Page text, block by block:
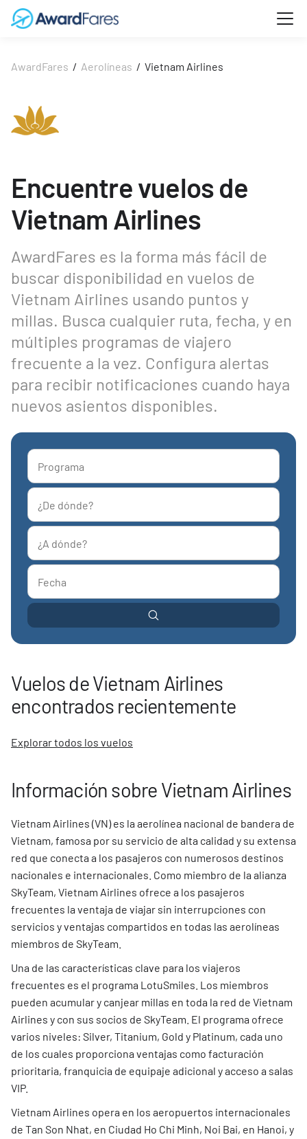
AwardFares / Aerolíneas / Vietnam Airlines
Encuentre vuelos de
Vietnam Airlines
AwardFares es la forma más fácil de
buscar disponibilidad en vuelos de
Vietnam Airlines usando puntos y
millas. Busca cualquier ruta, fecha, y en
múltiples programas de viajero
frecuente a la vez. Configura alertas
para recibir notificaciones cuando haya
nuevos asientos disponibles.
Vuelos de Vietnam Airlines
encontrados recientemente
Explorar todos los vuelos
Información sobre Vietnam Airlines
Vietnam Airlines (VN) es la aerolínea nacional de bandera de
Vietnam, famosa por su servicio de alta calidad y su extensa
red que conecta a los pasajeros con numerosos destinos
nacionales e internacionales. Como miembro de la alianza
SkyTeam, Vietnam Airlines ofrece a los pasajeros
frecuentes la ventaja de viajar sin interrupciones con
servicios y ventajas compartidos en todas las aerolíneas
miembros de SkyTeam.
Una de las características clave para los viajeros
frecuentes es el programa LotuSmiles. Los miembros
pueden acumular y canjear millas en toda la red de Vietnam
Airlines y con sus socios de SkyTeam. El programa ofrece
varios niveles: Silver, Titanium, Gold y Platinum, cada uno
de los cuales proporciona ventajas como facturación
prioritaria, franquicia de equipaje adicional y acceso a salas
VIP.
Vietnam Airlines opera en los aeropuertos internacionales
de Tan Son Nhat, en Ciudad Ho Chi Minh, Noi Bai, en Hanoi, y